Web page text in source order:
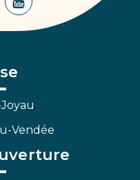
Lien
Vendée